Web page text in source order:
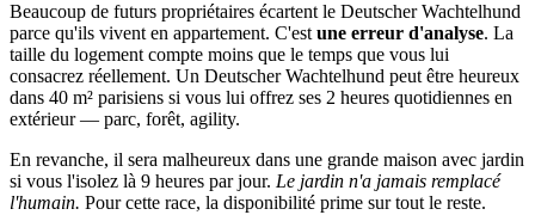
Beaucoup de futurs propriétaires écartent le Deutscher Wachtelhund
parce qu'ils vivent en appartement. C'estune erreur d'analyse. La
taille du logement compte moins que le temps que vous lui
consacrez réellement. Un Deutscher Wachtelhund peut être heureux
dans 40 m² parisiens si vous lui offrez ses 2 heures quotidiennes en
extérieur — parc, forêt, agility.
En revanche, il sera malheureux dans une grande maison avec jardin
si vous l'isolez là 9 heures par jour. Le jardin n'a jamais remplacé
l'humain. Pour cette race, la disponibilité prime sur tout le reste.